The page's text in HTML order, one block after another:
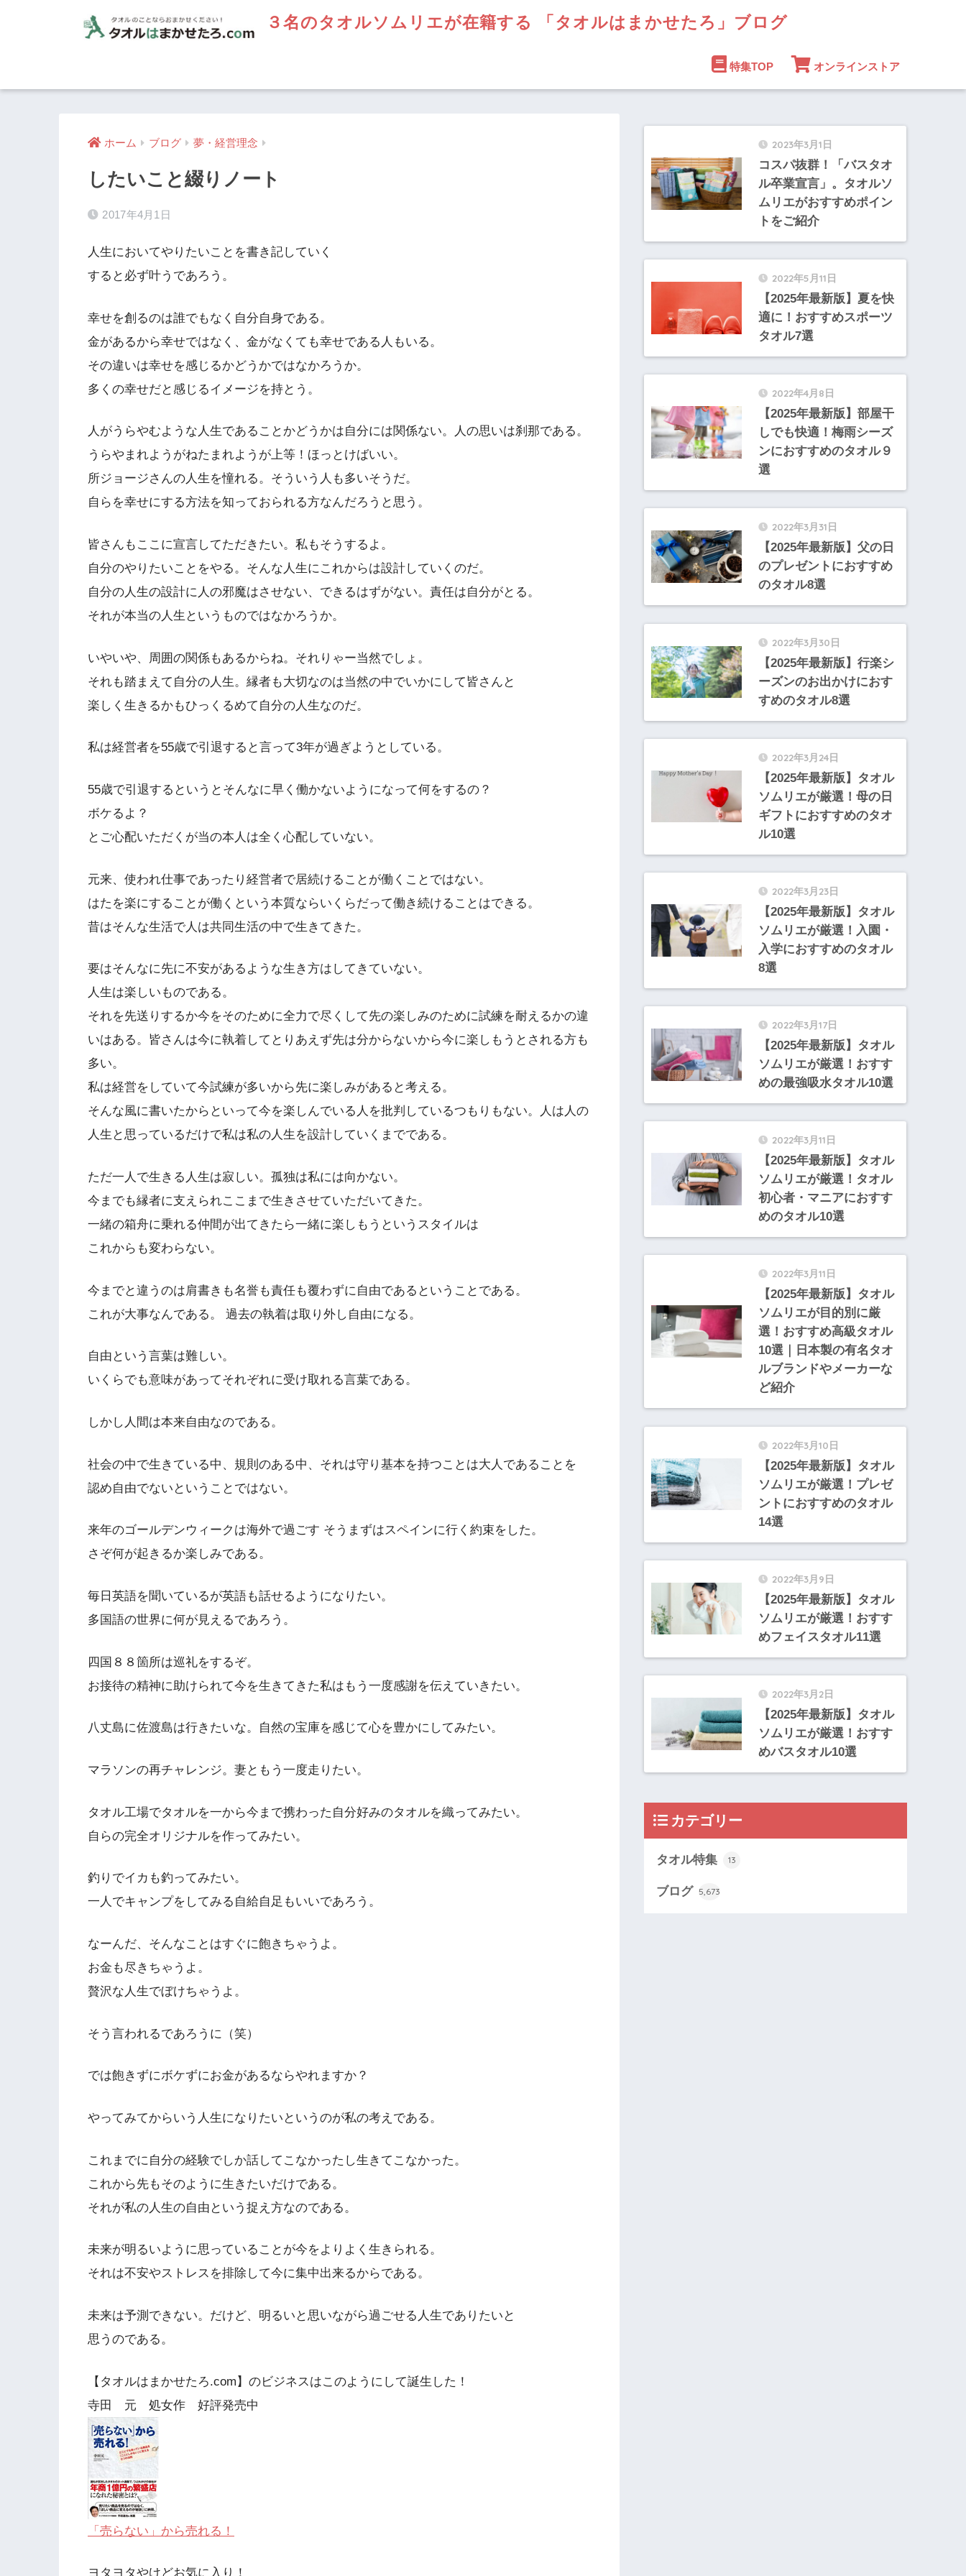
３名のタオルソムリエが在籍する 「タオルはまかせたろ」ブログ
特集TOP オンラインストア
ホーム ブログ 夢・経営理念
したいこと綴りノート
2017年4月1日
人生においてやりたいことを書き記していく
すると必ず叶うであろう。
幸せを創るのは誰でもなく自分自身である。
金があるから幸せではなく、金がなくても幸せである人もいる。
その違いは幸せを感じるかどうかではなかろうか。
多くの幸せだと感じるイメージを持とう。
人がうらやむような人生であることかどうかは自分には関係ない。人の思いは刹那である。
うらやまれようがねたまれようが上等！ほっとけばいい。
所ジョージさんの人生を憧れる。そういう人も多いそうだ。
自らを幸せにする方法を知っておられる方なんだろうと思う。
皆さんもここに宣言してただきたい。私もそうするよ。
自分のやりたいことをやる。そんな人生にこれからは設計していくのだ。
自分の人生の設計に人の邪魔はさせない、できるはずがない。責任は自分がとる。
それが本当の人生というものではなかろうか。
いやいや、周囲の関係もあるからね。それりゃー当然でしょ。
それも踏まえて自分の人生。縁者も大切なのは当然の中でいかにして皆さんと
楽しく生きるかもひっくるめて自分の人生なのだ。
私は経営者を55歳で引退すると言って3年が過ぎようとしている。
55歳で引退するというとそんなに早く働かないようになって何をするの？
ボケるよ？
とご心配いただくが当の本人は全く心配していない。
元来、使われ仕事であったり経営者で居続けることが働くことではない。
はたを楽にすることが働くという本質ならいくらだって働き続けることはできる。
昔はそんな生活で人は共同生活の中で生きてきた。
要はそんなに先に不安があるような生き方はしてきていない。
人生は楽しいものである。
それを先送りするか今をそのために全力で尽くして先の楽しみのために試練を耐えるかの違
いはある。皆さんは今に執着してとりあえず先は分からないから今に楽しもうとされる方も
多い。
私は経営をしていて今試練が多いから先に楽しみがあると考える。
そんな風に書いたからといって今を楽しんでいる人を批判しているつもりもない。人は人の
人生と思っているだけで私は私の人生を設計していくまでである。
ただ一人で生きる人生は寂しい。孤独は私には向かない。
今までも縁者に支えられここまで生きさせていただいてきた。
一緒の箱舟に乗れる仲間が出てきたら一緒に楽しもうというスタイルは
これからも変わらない。
今までと違うのは肩書きも名誉も責任も覆わずに自由であるということである。
これが大事なんである。 過去の執着は取り外し自由になる。
自由という言葉は難しい。
いくらでも意味があってそれぞれに受け取れる言葉である。
しかし人間は本来自由なのである。
社会の中で生きている中、規則のある中、それは守り基本を持つことは大人であることを
認め自由でないということではない。
来年のゴールデンウィークは海外で過ごす そうまずはスペインに行く約束をした。
さぞ何が起きるか楽しみである。
毎日英語を聞いているが英語も話せるようになりたい。
多国語の世界に何が見えるであろう。
四国８８箇所は巡礼をするぞ。
お接待の精神に助けられて今を生きてきた私はもう一度感謝を伝えていきたい。
八丈島に佐渡島は行きたいな。自然の宝庫を感じて心を豊かにしてみたい。
マラソンの再チャレンジ。妻ともう一度走りたい。
タオル工場でタオルを一から今まで携わった自分好みのタオルを織ってみたい。
自らの完全オリジナルを作ってみたい。
釣りでイカも釣ってみたい。
一人でキャンプをしてみる自給自足もいいであろう。
なーんだ、そんなことはすぐに飽きちゃうよ。
お金も尽きちゃうよ。
贅沢な人生でぼけちゃうよ。
そう言われるであろうに（笑）
では飽きずにボケずにお金があるならやれますか？
やってみてからいう人生になりたいというのが私の考えである。
これまでに自分の経験でしか話してこなかったし生きてこなかった。
これから先もそのように生きたいだけである。
それが私の人生の自由という捉え方なのである。
未来が明るいように思っていることが今をよりよく生きられる。
それは不安やストレスを排除して今に集中出来るからである。
未来は予測できない。だけど、明るいと思いながら過ごせる人生でありたいと
思うのである。
【タオルはまかせたろ.com】のビジネスはこのようにして誕生した！
寺田 元 処女作 好評発売中
「売らない」から売れる！
ヨタヨタやけどお気に入り！
2023年3月1日
コスパ抜群！「バスタオ
ル卒業宣言」。タオルソ
ムリエがおすすめポイン
トをご紹介
2022年5月11日
【2025年最新版】夏を快
適に！おすすめスポーツ
タオル7選
2022年4月8日
【2025年最新版】部屋干
しでも快適！梅雨シーズ
ンにおすすめのタオル９
選
2022年3月31日
【2025年最新版】父の日
のプレゼントにおすすめ
のタオル8選
2022年3月30日
【2025年最新版】行楽シ
ーズンのお出かけにおす
すめのタオル8選
2022年3月24日
【2025年最新版】タオル
ソムリエが厳選！母の日
ギフトにおすすめのタオ
ル10選
2022年3月23日
【2025年最新版】タオル
ソムリエが厳選！入園・
入学におすすめのタオル
8選
2022年3月17日
【2025年最新版】タオル
ソムリエが厳選！おすす
めの最強吸水タオル10選
2022年3月11日
【2025年最新版】タオル
ソムリエが厳選！タオル
初心者・マニアにおすす
めのタオル10選
2022年3月11日
【2025年最新版】タオル
ソムリエが目的別に厳
選！おすすめ高級タオル
10選｜日本製の有名タオ
ルブランドやメーカーな
ど紹介
2022年3月10日
【2025年最新版】タオル
ソムリエが厳選！プレゼ
ントにおすすめのタオル
14選
2022年3月9日
【2025年最新版】タオル
ソムリエが厳選！おすす
めフェイスタオル11選
2022年3月2日
【2025年最新版】タオル
ソムリエが厳選！おすす
めバスタオル10選
カテゴリー
タオル特集 13
ブログ 5,673